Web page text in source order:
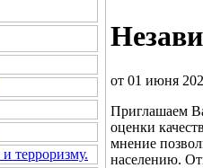
терроризму.
от 01 июня
Приглашаем
оценки
мнение
населению.